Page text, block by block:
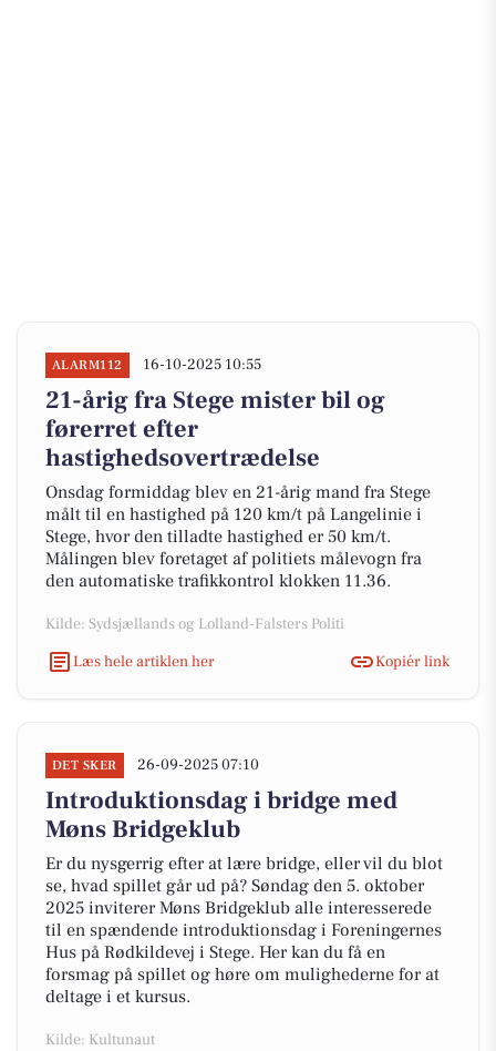
ALARM112 16-10-2025 10:55
21-årig fra Stege mister bil og
førerret efter
hastighedsovertrædelse
Onsdag formiddag blev en 21-årig mand fra Stege
målt til en hastighed på 120 km/t på Langelinie i
Stege, hvor den tilladte hastighed er 50 km/t.
Målingen blev foretaget af politiets målevogn fra
den automatiske trafikkontrol klokken 11.36.
Kilde: Sydsjællands og Lolland-Falsters Politi
Læs hele artiklen her
Kopiér link
DET SKER 26-09-2025 07:10
Introduktionsdag i bridge med
Møns Bridgeklub
Er du nysgerrig efter at lære bridge, eller vil du blot
se, hvad spillet går ud på? Søndag den 5. oktober
2025 inviterer Møns Bridgeklub alle interesserede
til en spændende introduktionsdag i Foreningernes
Hus på Rødkildevej i Stege. Her kan du få en
forsmag på spillet og høre om mulighederne for at
deltage i et kursus.
Kilde: Kultunaut